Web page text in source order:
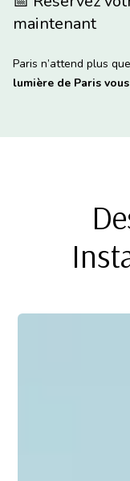
maintenant
Paris n’attend plus
lumière de Paris